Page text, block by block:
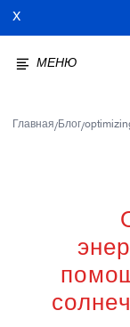
X
МЕНЮ
Главная/Блог/